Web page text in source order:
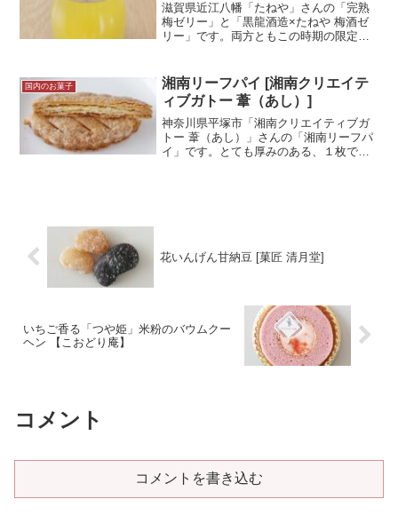
滋賀県近江八幡「たねや」さんの「完熟
梅ゼリー」と「黒龍酒造×たねや 梅酒ゼ
リー」です。両方ともこの時期の限定商
本酒の黒龍酒造が製造する「ESHIKOTO
梅酒」が使わ...＜続きを読む＞
国内のお菓子
湘南リーフパイ [湘南クリエイテ
ィブガトー 葦（あし）]
神奈川県平塚市「湘南クリエイティブガ
トー 葦（あし）」さんの「湘南リーフパ
イ」です。とても厚みのある、１枚でも
花いんげん甘納豆 [菓匠 清月堂]
いちご香る「つや姫」米粉のバウムクー
ヘン 【こおどり庵】
コメント
コメントを書き込む